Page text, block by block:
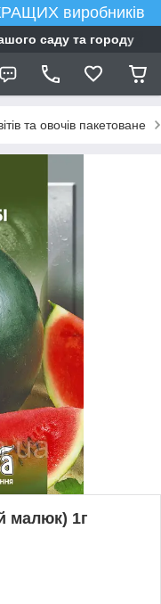
виробників
саду та городу
та овочів пакетоване
малюк) 1г